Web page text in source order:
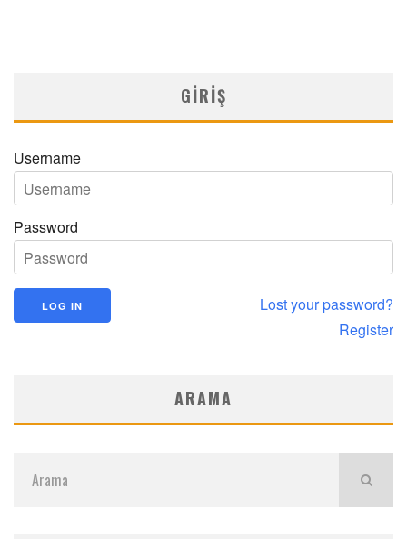
GIRIŞ
Username
Password
Lost your password?
Register
ARAMA